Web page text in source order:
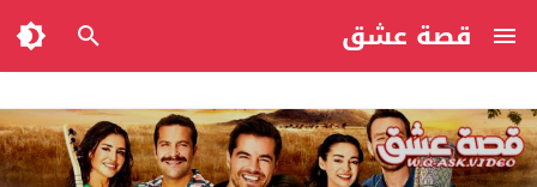
قصة عشق